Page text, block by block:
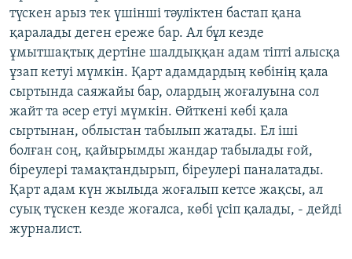
түскен арыз тек үшінші тәуліктен бастап қана
қаралады деген ереже бар. Ал бұл кезде
ұмытшақтық дертіне шалдыққан адам тіпті алысқа
ұзап кетуі мүмкін. Қарт адамдардың көбінің қала
сыртында саяжайы бар, олардың жоғалуына сол
жайт та әсер етуі мүмкін. Өйткені көбі қала
сыртынан, облыстан табылып жатады. Ел іші
болған соң, қайырымды жандар табылады ғой,
біреулері тамақтандырып, біреулері паналатады.
Қарт адам күн жылыда жоғалып кетсе жақсы, ал
суық түскен кезде жоғалса, көбі үсіп қалады, - дейді
журналист.